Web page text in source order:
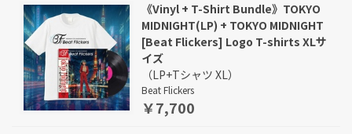
《Vinyl + T-Shirt Bundle》TOKYO
MIDNIGHT(LP) + TOKYO MIDNIGHT
[Beat Flickers] Logo T-shirts XLサ
イズ
（LP+Tシャツ XL）
Beat Flickers
￥7,700